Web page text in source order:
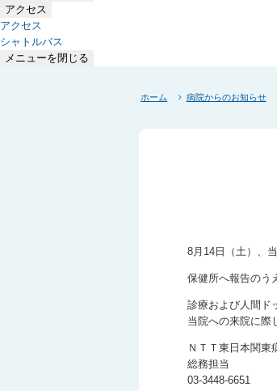
アクセス
アクセス
シャトルバス
メニューを閉じる
ホーム 病院からのお知らせ
8月14日（土）、
保健所へ報告のう
診療および人間ド
当院への来院に際
ＮＴＴ東日本関東
総務担当
03-3448-6651